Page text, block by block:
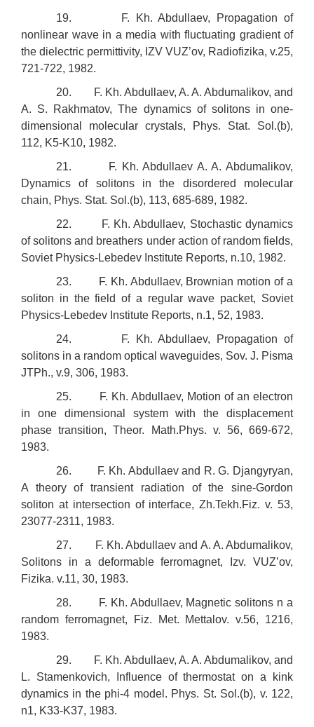
19. F. Kh. Abdullaev, Propagation of
nonlinear wave in a media with fluctuating gradient of
the dielectric permittivity, IZV VUZ’ov, Radiofizika, v.25,
721-722, 1982.
20. F. Kh. Abdullaev, A. A. Abdumalikov, and
A. S. Rakhmatov, The dynamics of solitons in one-
dimensional molecular crystals, Phys. Stat. Sol.(b),
112, K5-K10, 1982.
21. F. Kh. Abdullaev A. A. Abdumalikov,
Dynamics of solitons in the disordered molecular
chain, Phys. Stat. Sol.(b), 113, 685-689, 1982.
22. F. Kh. Abdullaev, Stochastic dynamics
of solitons and breathers under action of random fields,
Soviet Physics-Lebedev Institute Reports, n.10, 1982.
23. F. Kh. Abdullaev, Brownian motion of a
soliton in the field of a regular wave packet, Soviet
Physics-Lebedev Institute Reports, n.1, 52, 1983.
24. F. Kh. Abdullaev, Propagation of
solitons in a random optical waveguides, Sov. J. Pisma
JTPh., v.9, 306, 1983.
25. F. Kh. Abdullaev, Motion of an electron
in one dimensional system with the displacement
phase transition, Theor. Math.Phys. v. 56, 669-672,
1983.
26. F. Kh. Abdullaev and R. G. Djangyryan,
A theory of transient radiation of the sine-Gordon
soliton at intersection of interface, Zh.Tekh.Fiz. v. 53,
23077-2311, 1983.
27. F. Kh. Abdullaev and A. A. Abdumalikov,
Solitons in a deformable ferromagnet, Izv. VUZ’ov,
Fizika. v.11, 30, 1983.
28. F. Kh. Abdullaev, Magnetic solitons n a
random ferromagnet, Fiz. Met. Mettalov. v.56, 1216,
1983.
29. F. Kh. Abdullaev, A. A. Abdumalikov, and
L. Stamenkovich, Influence of thermostat on a kink
dynamics in the phi-4 model. Phys. St. Sol.(b), v. 122,
n1, K33-K37, 1983.